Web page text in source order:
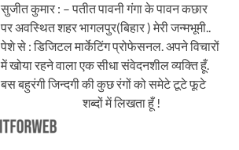
सुजीत कुमार : – पतीत पावनी गंगा के पावन कछार
पर अवस्थित शहर भागलपुर(बिहार ) मेरी जन्मभूमी..
पेशे से : डिजिटल मार्केटिंग प्रोफेसनल. अपने विचारों
में खोया रहने वाला एक सीधा संवेदनशील व्यक्ति हूँ.
बस बहुरंगी जिन्दगी की कुछ रंगों को समेटे टूटे फूटे
शब्दों में लिखता हूँ !